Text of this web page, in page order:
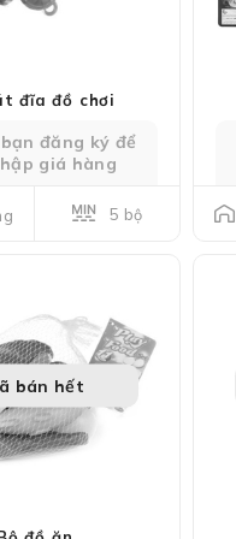
đĩa đồ chơi
đăng ký để
giá hàng
5 bộ
bán hết